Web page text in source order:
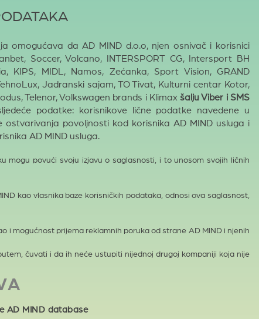
omogućava da AD MIND d.o.o, njen osnivač i korisnici
Soccer, Volcano, INTERSPORT CG, Intersport BH
KIPS, MIDL, Namos, Zećanka, Sport Vision, GRAND
Jadranski sajam, TO Tivat, Kulturni centar Kotor,
Telenor, Volkswagen brands i Klimaxšalju Viber i SMS
podatke: korisnikove lične podatke navedene u
povoljnosti kod korisnika AD MIND usluga i
AD MIND usluga.
mogu povući svoju izjavu o saglasnosti, i to unosom svojih ličnih
kao vlasnika baze korisničkih podataka, odnosi ova saglasnost,
i mogućnost prijema reklamnih poruka od strane AD MIND i njenih
čuvati i da ih neće ustupiti nijednoj drugoj kompaniji koja nije
AD MIND database